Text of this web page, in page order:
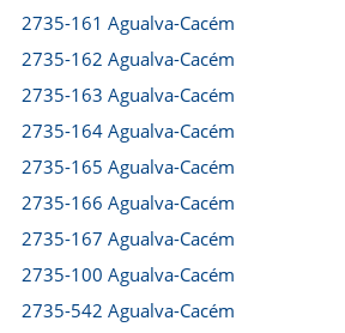
2735-161 Agualva-Cacém
2735-162 Agualva-Cacém
2735-163 Agualva-Cacém
2735-164 Agualva-Cacém
2735-165 Agualva-Cacém
2735-166 Agualva-Cacém
2735-167 Agualva-Cacém
2735-100 Agualva-Cacém
2735-542 Agualva-Cacém